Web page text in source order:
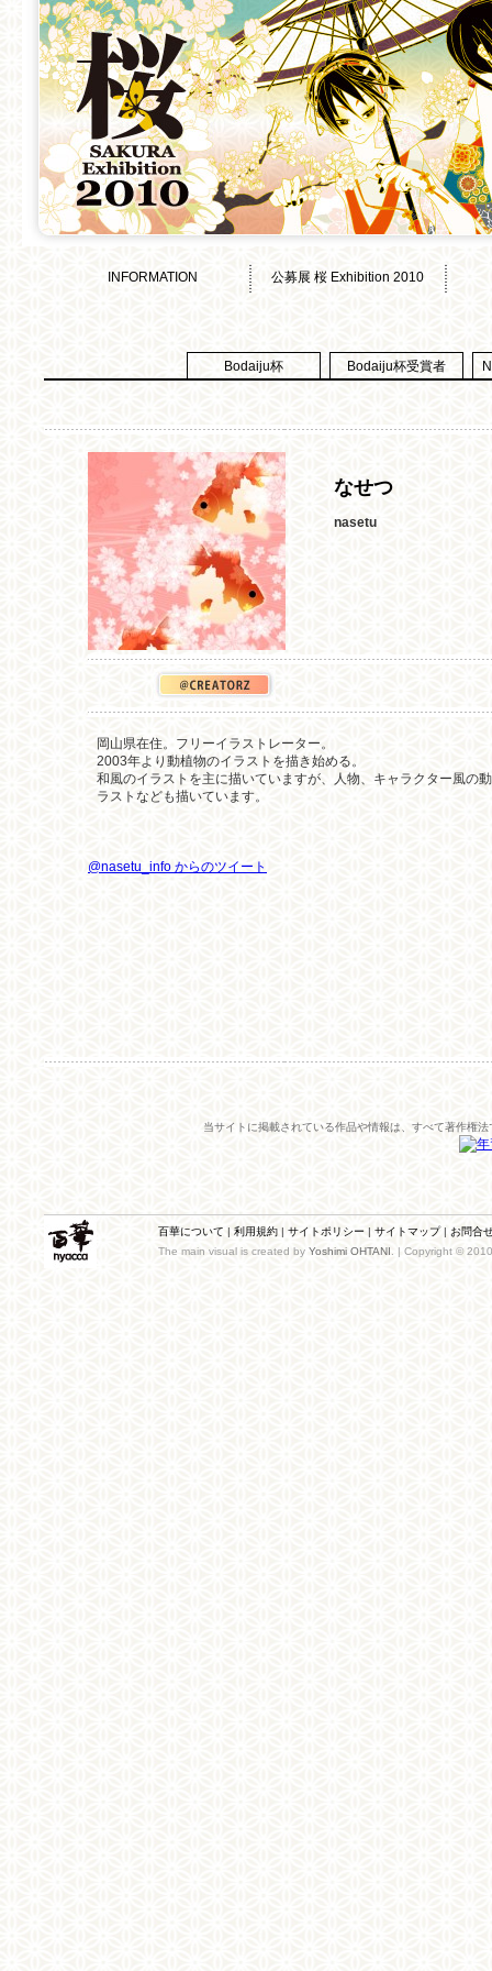
INFORMATION 公募展 桜 Exhibition 2010
Bodaiju杯受賞者
Bodaiju杯
なせつ
nasetu
岡山県在住。フリーイラストレーター。
2003年より動植物のイラストを描き始める。
和風のイラストを主に描いていますが、人物、キャラクター風の
ラストなども描いています。
@nasetu_info からのツイート
当サイトに掲載されている作品や情報は、すべて著作権
百華について | 利用規約 | サイトポリシー | サイトマップ| お問合
The main visual is created by Yoshimi OHTANI . | Copyright ©